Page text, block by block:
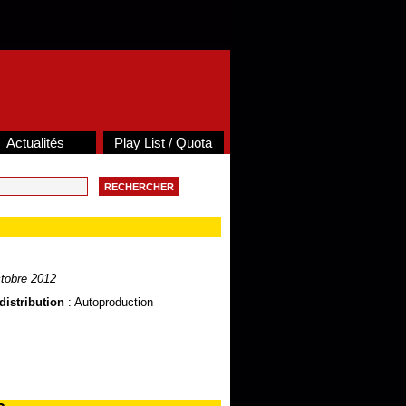
Actualités Play List / Quota
2012
: Autoproduction